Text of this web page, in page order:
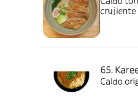
crujiente
65.
Caldo